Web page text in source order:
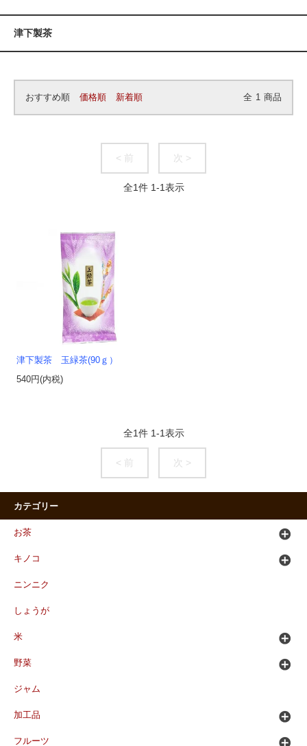
津下製茶
おすすめ順 価格順 新着順 全 1 商品
< 前 次 >
全1件 1-1表示
津下製茶 玉緑茶(90ｇ）
540円(内税)
全1件 1-1表示
< 前 次 >
カテゴリー
お茶
キノコ
ニンニク
しょうが
米
野菜
ジャム
加工品
フルーツ